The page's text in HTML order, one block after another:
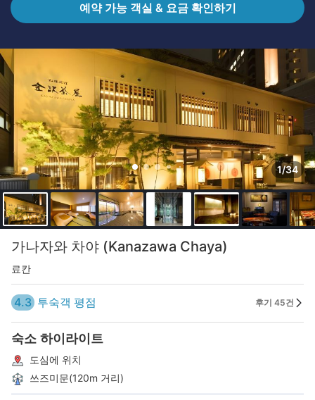
예약 가능 객실 & 요금 확인하기
1/34
가나자와 차야 (Kanazawa Chaya)
료칸
4.3 투숙객 평점 후기 45건
숙소 하이라이트
도심에 위치
쓰즈미문(120m 거리)